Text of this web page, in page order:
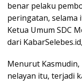
benar pelaku
peringatan, selama
Ketua Umum SDC
dari
Menurut
nelayan itu, terjadi